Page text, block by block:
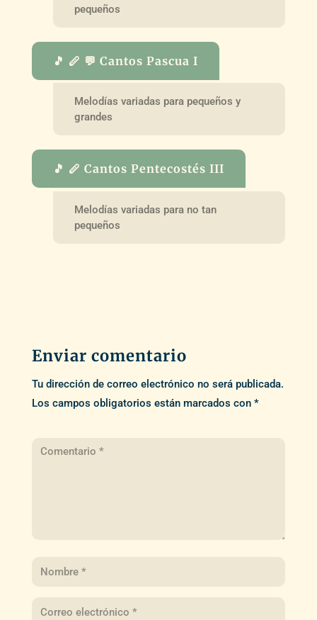
pequeños
🎵 🪈 💬 Cantos Pascua I
Melodías variadas para pequeños y
grandes
🎵 🪈 Cantos Pentecostés III
Melodías variadas para no tan
pequeños
Enviar comentario
Tu dirección de correo electrónico no será publicada.
Los campos obligatorios están marcados con *